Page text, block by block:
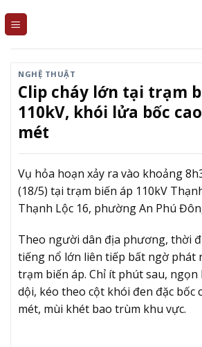
NGHỆ THUẬT
Clip cháy lớn tại trạm
110kV, khói lửa bốc
mét
Vụ hỏa hoạn xảy ra vào khoảng
(18/5) tại trạm biến áp 110kV
Thạnh Lộc 16, phường An Phú
Theo người dân địa phương, thời
tiếng nổ lớn liên tiếp bất ngờ phát
trạm biến áp. Chỉ ít phút sau,
dội, kéo theo cột khói đen đặc bốc
mét, mùi khét bao trùm khu vực.